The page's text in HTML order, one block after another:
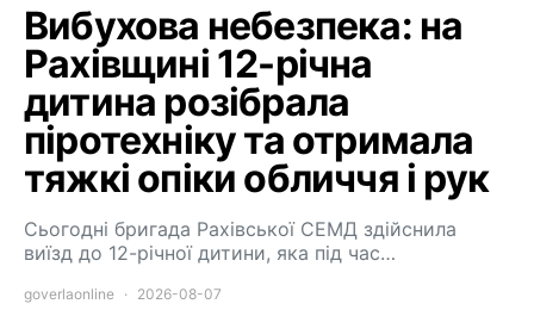
Вибухова небезпека: на
Рахівщині 12-річна
дитина розібрала
піротехніку та отримала
тяжкі опіки обличчя і рук
Сьогодні бригада Рахівської СЕМД здійснила
виїзд до 12-річної дитини, яка під час…
goverlaonline 2026-08-07